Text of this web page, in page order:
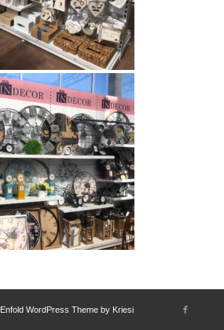
Enfold WordPress Theme by Kriesi